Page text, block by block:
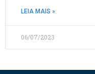
LEIA MAIS »
06/07/2023